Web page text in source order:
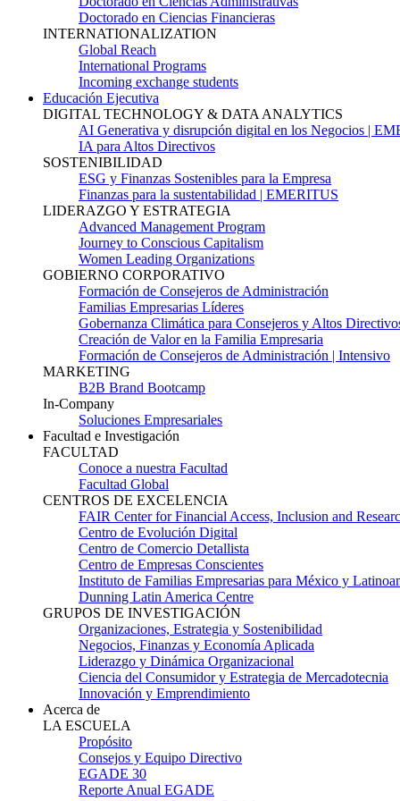
Doctorado en Ciencias Financieras
INTERNATIONALIZATION
Global Reach
International Programs
Incoming exchange students
Educación Ejecutiva
DIGITAL TECHNOLOGY & DATA ANALYTICS
AI Generativa y disrupción digital en los Negocios |
IA para Altos Directivos
SOSTENIBILIDAD
ESG y Finanzas Sostenibles para la Empresa
Finanzas para la sustentabilidad | EMERITUS
LIDERAZGO Y ESTRATEGIA
Advanced Management Program
Journey to Conscious Capitalism
Women Leading Organizations
GOBIERNO CORPORATIVO
Formación de Consejeros de Administración
Familias Empresarias Líderes
Gobernanza Climática para Consejeros y Altos
Creación de Valor en la Familia Empresaria
Formación de Consejeros de Administración | Intensivo
MARKETING
B2B Brand Bootcamp
In-Company
Soluciones Empresariales
Facultad e Investigación
FACULTAD
Conoce a nuestra Facultad
Facultad Global
CENTROS DE EXCELENCIA
FAIR Center for Financial Access, Inclusion and
Centro de Evolución Digital
Centro de Comercio Detallista
Centro de Empresas Conscientes
Instituto de Familias Empresarias para México y
Dunning Latin America Centre
GRUPOS DE INVESTIGACIÓN
Organizaciones, Estrategia y Sostenibilidad
Negocios, Finanzas y Economía Aplicada
Liderazgo y Dinámica Organizacional
Ciencia del Consumidor y Estrategia de Mercadotecnia
Innovación y Emprendimiento
Acerca de
LA ESCUELA
Propósito
Consejos y Equipo Directivo
EGADE 30
Reporte Anual EGADE